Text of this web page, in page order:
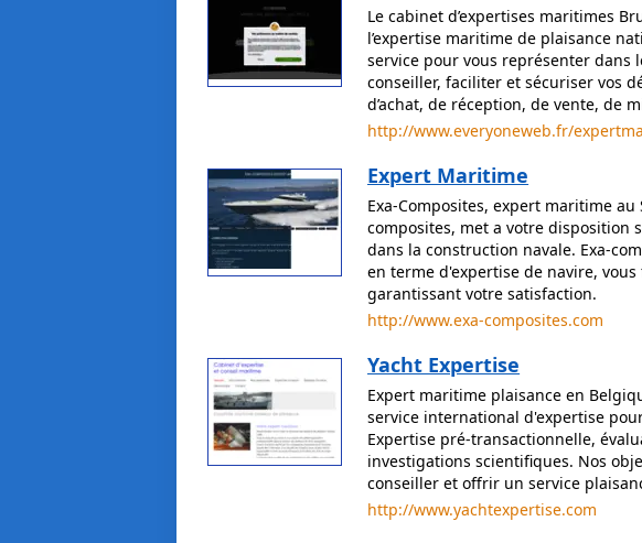
Le cabinet d’expertises maritimes
l’expertise maritime de plaisance
service pour vous représenter dans
conseiller, faciliter et sécuriser vos
d’achat, de réception, de vente, de
http://www.everyoneweb.fr/
Expert Maritime
Exa-Composites, expert maritime
composites, met a votre disposition
dans la construction navale. Exa-
en terme d'expertise de navire,
garantissant votre satisfaction.
http://www.exa-composites.com
Yacht Expertise
Expert maritime plaisance en
service international d'expertise
Expertise pré-transactionnelle,
investigations scientifiques. Nos
conseiller et offrir un service
http://www.yachtexpertise.com